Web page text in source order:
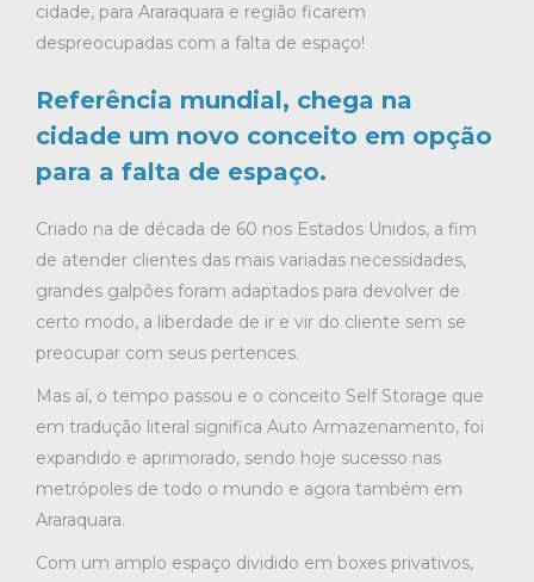
cidade, para Araraquara e região ficarem
despreocupadas com a falta de espaço!
Referência mundial, chega na
cidade um novo conceito em opção
para a falta de espaço.
Criado na de década de 60 nos Estados Unidos, a fim
de atender clientes das mais variadas necessidades,
grandes galpões foram adaptados para devolver de
certo modo, a liberdade de ir e vir do cliente sem se
preocupar com seus pertences.
Mas aí, o tempo passou e o conceito Self Storage que
em tradução literal significa Auto Armazenamento, foi
expandido e aprimorado, sendo hoje sucesso nas
metrópoles de todo o mundo e agora também em
Araraquara.
Com um amplo espaço dividido em boxes privativos,